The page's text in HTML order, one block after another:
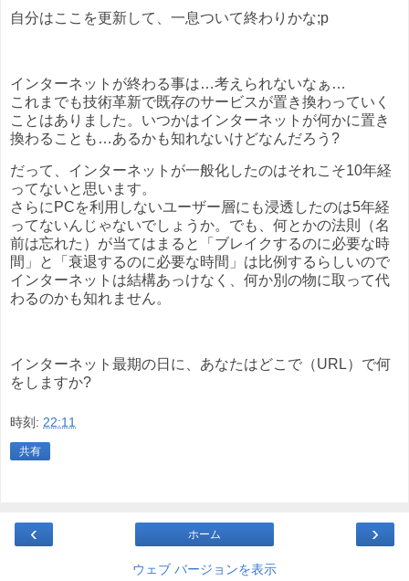
自分はここを更新して、一息ついて終わりかな;p
インターネットが終わる事は…考えられないなぁ…
これまでも技術革新で既存のサービスが置き換わっていく
ことはありました。いつかはインターネットが何かに置き
換わることも…あるかも知れないけどなんだろう?
だって、インターネットが一般化したのはそれこそ10年経
ってないと思います。
さらにPCを利用しないユーザー層にも浸透したのは5年経
ってないんじゃないでしょうか。でも、何とかの法則（名
前は忘れた）が当てはまると「ブレイクするのに必要な時
間」と「衰退するのに必要な時間」は比例するらしいので
インターネットは結構あっけなく、何か別の物に取って代
わるのかも知れません。
インターネット最期の日に、あなたはどこで（URL）で何
をしますか?
時刻: 22:11
共有
‹ ›
ホーム
ウェブ バージョンを表示